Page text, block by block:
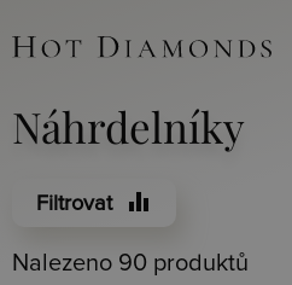
Náhrdelníky
Filtrovat equalizer
Nalezeno 90 produktů